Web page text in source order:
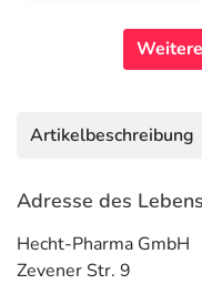
Artikelbeschreibung
Adresse des
Hecht-Pharma GmbH
Zevener Str. 9